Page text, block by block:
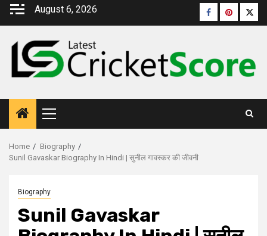
August 6, 2026
Home
Biography
Sunil Gavaskar Biography In Hindi | सुनील गावस्कर की जीवनी
Biography
Sunil Gavaskar